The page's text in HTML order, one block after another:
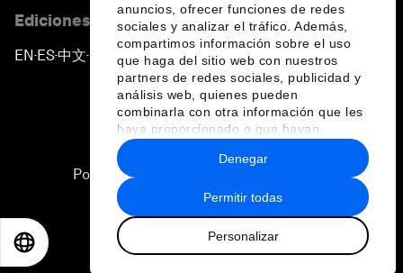
anuncios, ofrecer funciones de redes
sociales y analizar el tráfico. Además,
compartimos información sobre el uso
que haga del sitio web con nuestros
partners de redes sociales, publicidad y
análisis web, quienes pueden
combinarla con otra información que les
haya proporcionado o que hayan
recopilado a partir del uso que haya
hecho de sus servicios.
Permitir todas
Personalizar
Denegar
Ediciones en otros idiomas
EN ▪ES▪中文▪ 日本語
Política de privacidad y normas de uso
Sitemap
2026 Foro Económico Mundial